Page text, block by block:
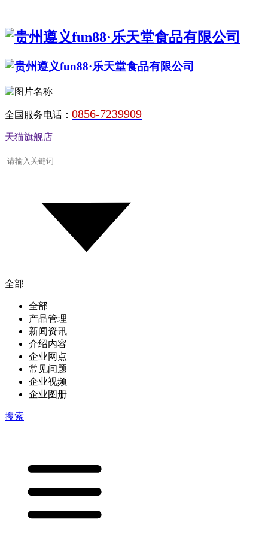
全国服务电话： 0856-7239909
天猫旗舰店
全部
全部
产品管理
新闻资讯
介绍内容
企业网点
常见问题
企业视频
企业图册
搜索